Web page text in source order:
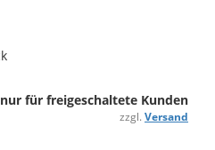
für freigeschaltete Kunden
zzgl. Versand